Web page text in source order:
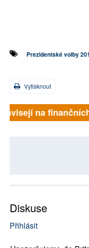
Prezidentské volby
Vytisknout
na
Diskuse
Přihlásit